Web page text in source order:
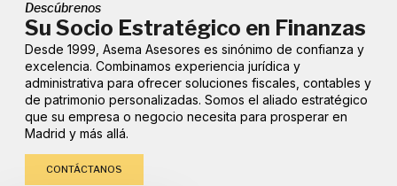
Descúbrenos
Su Socio Estratégico en Finanzas
Desde 1999, Asema Asesores es sinónimo de confianza y
excelencia. Combinamos experiencia jurídica y
administrativa para ofrecer soluciones fiscales, contables y
de patrimonio personalizadas. Somos el aliado estratégico
que su empresa o negocio necesita para prosperar en
Madrid y más allá.
CONTÁCTANOS